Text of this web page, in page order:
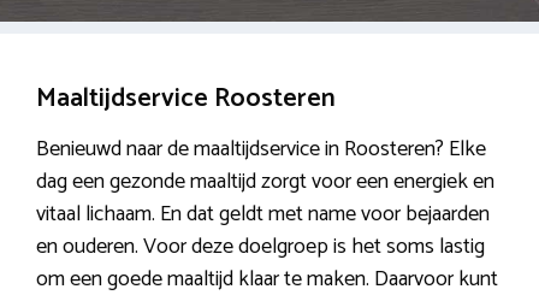
Maaltijdservice Roosteren
Benieuwd naar de maaltijdservice in Roosteren? Elke
dag een gezonde maaltijd zorgt voor een energiek en
vitaal lichaam. En dat geldt met name voor bejaarden
en ouderen. Voor deze doelgroep is het soms lastig
om een goede maaltijd klaar te maken. Daarvoor kunt